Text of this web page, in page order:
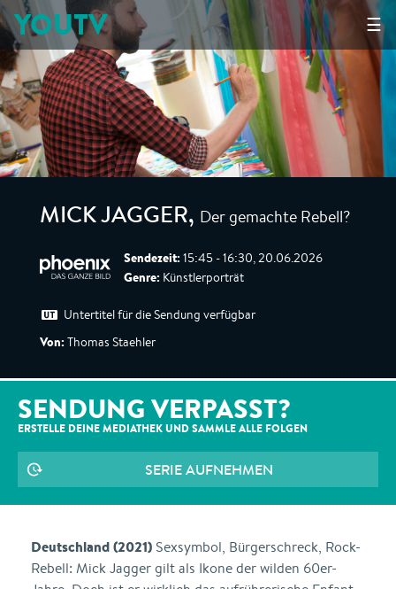
☰
YOUTV
MICK JAGGER, Der gemachte Rebell?
Sendezeit: 15:45 - 16:30, 20.06.2026
Genre: Künstlerporträt
Untertitel für die Sendung verfügbar
Von: Thomas Staehler
SENDUNG VERPASST?
ERSTELLE DEINE MEDIATHEK UND SAMMLE ALLE FOLGEN
SERIE AUFNEHMEN
Deutschland (2021) Sexsymbol, Bürgerschreck, Rock-
Rebell: Mick Jagger gilt als Ikone der wilden 60er-